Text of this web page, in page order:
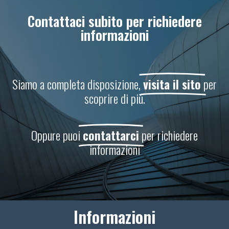
Contattaci subito per richiedere
informazioni
Siamo a completa disposizione,visita il sitoper
scoprire di più.
Oppure puoicontattarciper richiedere
informazioni
Informazioni